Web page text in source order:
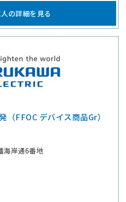
の詳細を見る
（FFOC デバイス商品Gr）
海岸通6番地